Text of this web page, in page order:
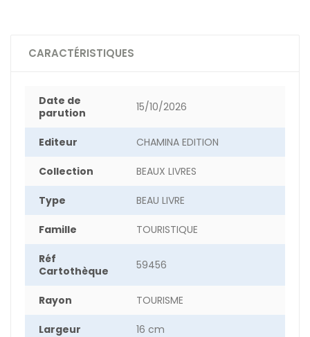
CARACTÉRISTIQUES
Date de
parution
15/10/2026
Editeur CHAMINA EDITION
Collection BEAUX LIVRES
Type BEAU LIVRE
Famille TOURISTIQUE
Réf
Cartothèque
59456
Rayon TOURISME
Largeur 16 cm